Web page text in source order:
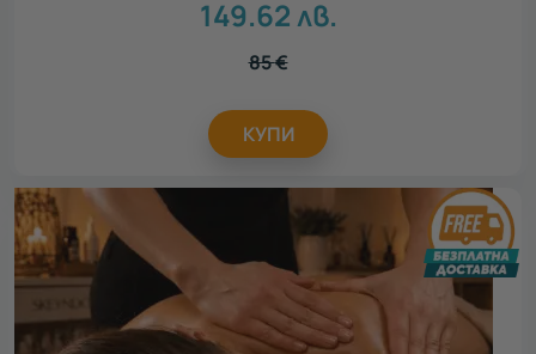
149.62лв.
85€
КУПИ